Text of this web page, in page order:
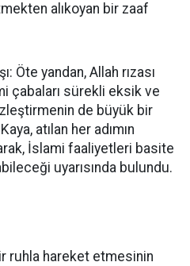
alıkoyan bir zaaf
Öte yandan, Allah rızası
çabaları sürekli eksik ve
de büyük bir
atılan her adımın
İslami faaliyetleri basite
uyarısında bulundu.
ruhla hareket etmesinin